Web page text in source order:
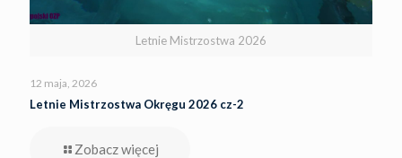
Letnie Mistrzostwa 2026
12 maja, 2026
Letnie Mistrzostwa Okręgu 2026 cz-2
Zobacz więcej